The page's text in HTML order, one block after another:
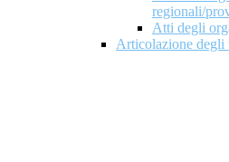
regionali/
Atti degli
Articolazione degli